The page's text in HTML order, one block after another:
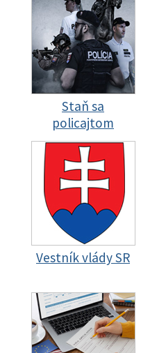
Staň sa
policajtom
Vestník vlády SR